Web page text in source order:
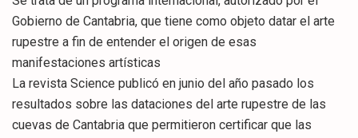
Gobierno de Cantabria, que tiene como objeto datar el arte
rupestre a fin de entender el origen de esas
manifestaciones artísticas
La revista Science publicó en junio del año pasado los
resultados sobre las dataciones del arte rupestre de las
cuevas de Cantabria que permitieron certificar que las